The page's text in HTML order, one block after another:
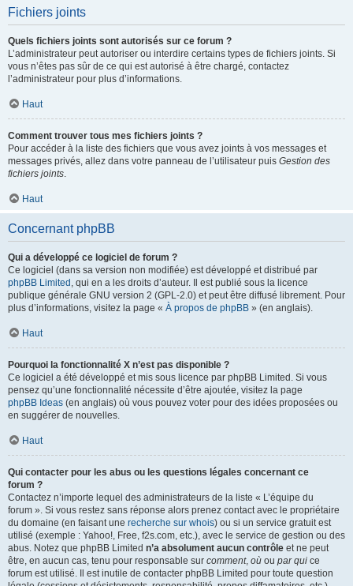
Fichiers joints
Quels fichiers joints sont autorisés sur ce forum ?
L’administrateur peut autoriser ou interdire certains types de fichiers joints. Si
vous n’êtes pas sûr de ce qui est autorisé à être chargé, contactez
l’administrateur pour plus d’informations.
Haut
Comment trouver tous mes fichiers joints ?
Pour accéder à la liste des fichiers que vous avez joints à vos messages et
messages privés, allez dans votre panneau de l’utilisateur puis Gestion des
fichiers joints.
Haut
Concernant phpBB
Qui a développé ce logiciel de forum ?
Ce logiciel (dans sa version non modifiée) est développé et distribué par
phpBB Limited , qui en a les droits d’auteur. Il est publié sous la licence
publique générale GNU version 2 (GPL-2.0) et peut être diffusé librement. Pour
plus d’informations, visitez la page « À propos de phpBB » (en anglais).
Haut
Pourquoi la fonctionnalité X n’est pas disponible ?
Ce logiciel a été développé et mis sous licence par phpBB Limited. Si vous
pensez qu’une fonctionnalité nécessite d’être ajoutée, visitez la page
phpBB Ideas (en anglais) où vous pouvez voter pour des idées proposées ou
en suggérer de nouvelles.
Haut
Qui contacter pour les abus ou les questions légales concernant ce
forum ?
Contactez n’importe lequel des administrateurs de la liste « L’équipe du
forum ». Si vous restez sans réponse alors prenez contact avec le propriétaire
du domaine (en faisant une recherche sur whois) ou si un service gratuit est
utilisé (exemple : Yahoo!, Free, f2s.com, etc.), avec le service de gestion ou des
abus. Notez que phpBB Limited n’a absolument aucun contrôle et ne peut
être, en aucun cas, tenu pour responsable sur comment, où ou par qui ce
forum est utilisé. Il est inutile de contacter phpBB Limited pour toute question